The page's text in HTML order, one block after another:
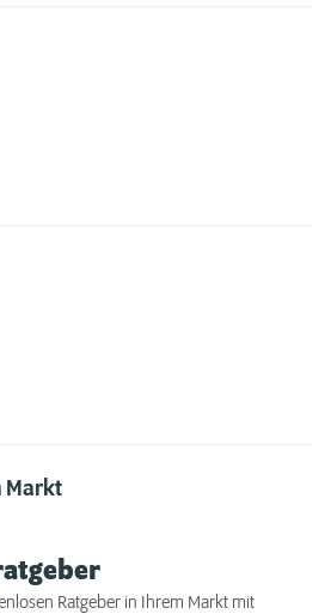
Markt
Ratgeber in Ihrem Markt mit